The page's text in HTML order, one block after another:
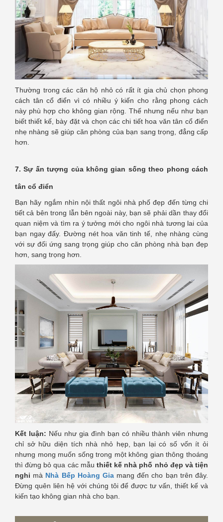
Thường trong các căn hộ nhỏ có rất ít gia chủ chọn phong
cách tân cổ điển vì có nhiều ý kiến cho rằng phong cách
này phù hợp cho không gian rộng. Thế nhưng nếu như bạn
biết thiết kế, bày đặt và chọn các chi tiết hoa văn tân cổ điển
nhẹ nhàng sẽ giúp căn phòng của bạn sang trọng, đẳng cấp
hơn.
7. Sự ấn tượng của không gian sống theo phong cách
tân cổ điển
Bạn hãy ngắm nhìn nội thất ngôi nhà phố đẹp đến từng chi
tiết cả bên trong lẫn bên ngoài này, bạn sẽ phải dần thay đổi
quan niệm và tìm ra ý tưởng mới cho ngôi nhà tương lai của
bạn ngay đấy. Đường nét hoa văn tinh tế, nhẹ nhàng cùng
với sự đối ứng sang trọng giúp cho căn phòng nhà bạn đẹp
hơn, sang trọng hơn.
Kết luận: Nếu như gia đình bạn có nhiều thành viên nhưng
chỉ sở hữu diện tích nhà nhỏ hẹp, bạn lại có số vốn ít ỏi
nhưng mong muốn sống trong một không gian thông thoáng
thì đừng bỏ qua các mẫu thiết kế nhà phố nhỏ đẹp và tiện
nghi mà Nhà Bếp Hoàng Giamang đến cho bạn trên đây.
Đừng quên liên hệ với chúng tôi để được tư vấn, thiết kế và
kiến tạo không gian nhà cho bạn.